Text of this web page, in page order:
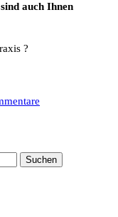
sind auch Ihnen
?